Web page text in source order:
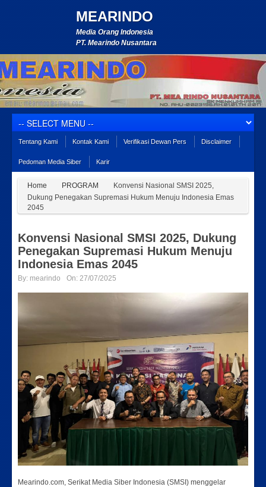
MEARINDO
Media Orang Indonesia
PT. Mearindo Nusantara
Tentang Kami Kontak Kami Verifikasi Dewan Pers Disclaimer
Pedoman Media Siber Karir
Home PROGRAM
Konvensi Nasional SMSI 2025,
Dukung Penegakan Supremasi Hukum Menuju Indonesia Emas
2045
Konvensi Nasional SMSI 2025, Dukung
Penegakan Supremasi Hukum Menuju
Indonesia Emas 2045
By: mearindo On: 27/07/2025
Mearindo.com, Serikat Media Siber Indonesia (SMSI) menggelar